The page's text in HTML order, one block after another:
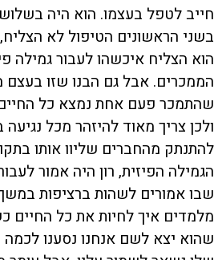
חייב לטפל בעצמו. הוא היה
בשני הראשונים הטיפול לא
הוא הצליח איכשהו לעבור גמילה
הממכרים. אבל גם הבנו שזו בעצם
שהתמכר פעם אחת נמצא כל
ולכן צריך מאוד להיזהר מכל
להתנתק מהחברים שליוו אותו
הגמילה הפיזית, רון היה אמור
שבו אמורים לשהות ברציפות
מלמדים איך לחיות את כל החיים
שהוא יצא לשם אנחנו נסענו לכמה